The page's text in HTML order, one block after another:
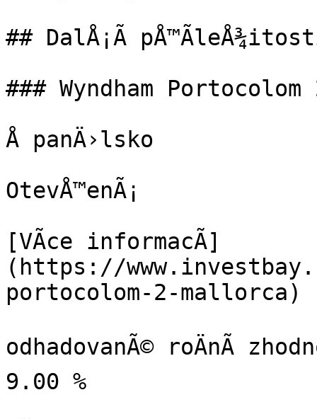
## DalÅ¡Ã­
### Wyndham
Å panÄ›lsko
OtevÅ™enÃ¡
[VÃ­ce informacÃ­]
(https://
portocolom-2-mallorca)
odhadovanÃ© roÄnÃ­
9.00 %